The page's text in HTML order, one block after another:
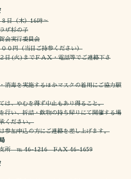
日（木）16時～
ザ杉の子
会実行委員会
０円（当日ご持参ください）
(火)までＦＡＸ・電話等でご連絡下さ
毒を実施するほかマスクの着用にご協力願
、やむを得ず中止もあり得ること。
折詰・飲物の持ち帰りにて開催する場
ください。
申込の方にご連絡を差し上げます。
℡ 46-1216 FAX 46-1659